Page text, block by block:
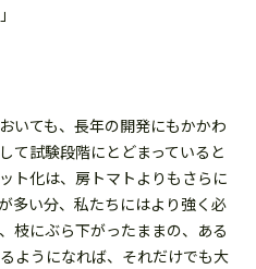
いても、長年の開発にもかかわ
て試験段階にとどまっていると
ト化は、房トマトよりもさらに
多い分、私たちにはより強く必
枝にぶら下がったままの、ある
ようになれば、それだけでも大